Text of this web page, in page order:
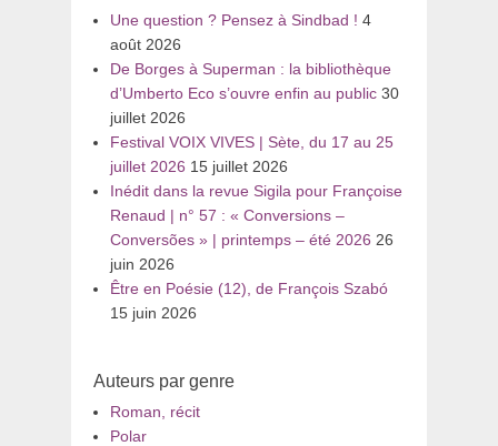
Une question ? Pensez à Sindbad ! 4
août 2026
De Borges à Superman : la bibliothèque
d’Umberto Eco s’ouvre enfin au public 30
juillet 2026
Festival VOIX VIVES | Sète, du 17 au 25
juillet 2026 15 juillet 2026
Inédit dans la revue Sigila pour Françoise
Renaud | n° 57 : « Conversions –
Conversões » | printemps – été 2026 26
juin 2026
Être en Poésie (12), de François Szabó
15 juin 2026
Auteurs par genre
Roman, récit
Polar